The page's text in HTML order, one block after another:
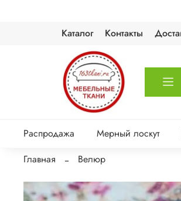
Каталог Контакты
Распродажа Мерный лоскут
Главная
Велюр